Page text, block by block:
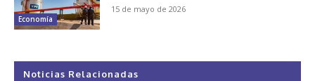
Economía
15 de mayo de 2026
Noticias Relacionadas